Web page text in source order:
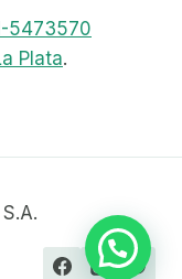
5473570
Plata.